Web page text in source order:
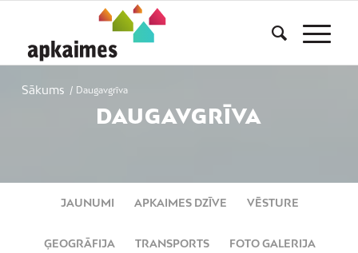
Sākums / Daugavgrīva
DAUGAVGRĪVA
JAUNUMI APKAIMES DZĪVE VĒSTURE
ĢEOGRĀFIJA TRANSPORTS FOTO GALERIJA